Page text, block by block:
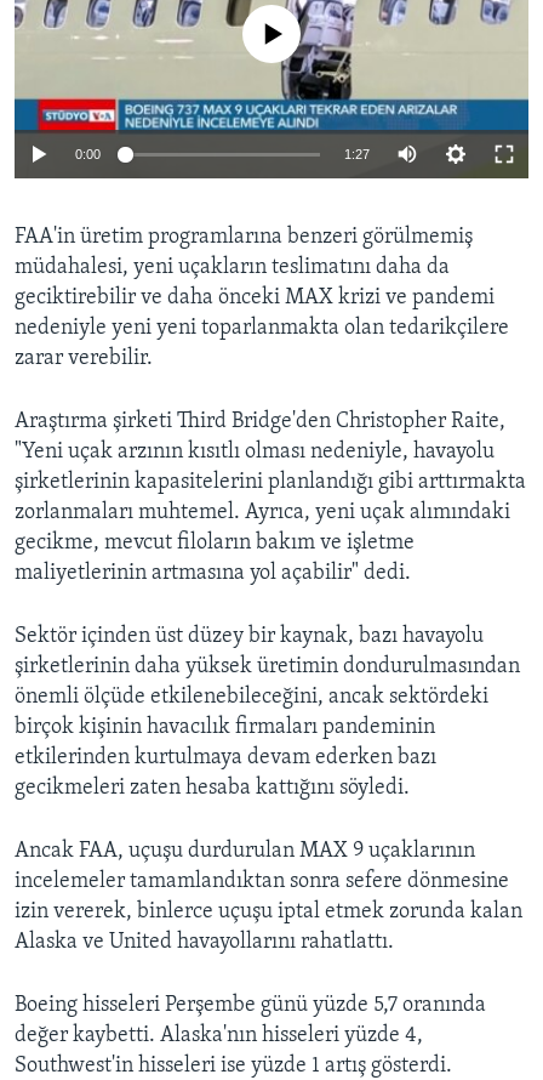
No media source currently available
0:00 1:27
FAA'in üretim programlarına benzeri görülmemiş
müdahalesi, yeni uçakların teslimatını daha da
geciktirebilir ve daha önceki MAX krizi ve pandemi
nedeniyle yeni yeni toparlanmakta olan tedarikçilere
zarar verebilir.
Araştırma şirketi Third Bridge'den Christopher Raite,
"Yeni uçak arzının kısıtlı olması nedeniyle, havayolu
şirketlerinin kapasitelerini planlandığı gibi arttırmakta
zorlanmaları muhtemel. Ayrıca, yeni uçak alımındaki
gecikme, mevcut filoların bakım ve işletme
maliyetlerinin artmasına yol açabilir" dedi.
Sektör içinden üst düzey bir kaynak, bazı havayolu
şirketlerinin daha yüksek üretimin dondurulmasından
önemli ölçüde etkilenebileceğini, ancak sektördeki
birçok kişinin havacılık firmaları pandeminin
etkilerinden kurtulmaya devam ederken bazı
gecikmeleri zaten hesaba kattığını söyledi.
Ancak FAA, uçuşu durdurulan MAX 9 uçaklarının
incelemeler tamamlandıktan sonra sefere dönmesine
izin vererek, binlerce uçuşu iptal etmek zorunda kalan
Alaska ve United havayollarını rahatlattı.
Boeing hisseleri Perşembe günü yüzde 5,7 oranında
değer kaybetti. Alaska'nın hisseleri yüzde 4,
Southwest'in hisseleri ise yüzde 1 artış gösterdi.